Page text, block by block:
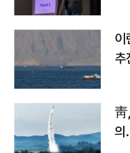
이
추
靑
의